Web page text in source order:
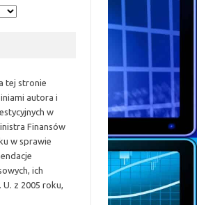
tej stronie
autora i
w
Finansów
w sprawie
ich
z 2005 roku,